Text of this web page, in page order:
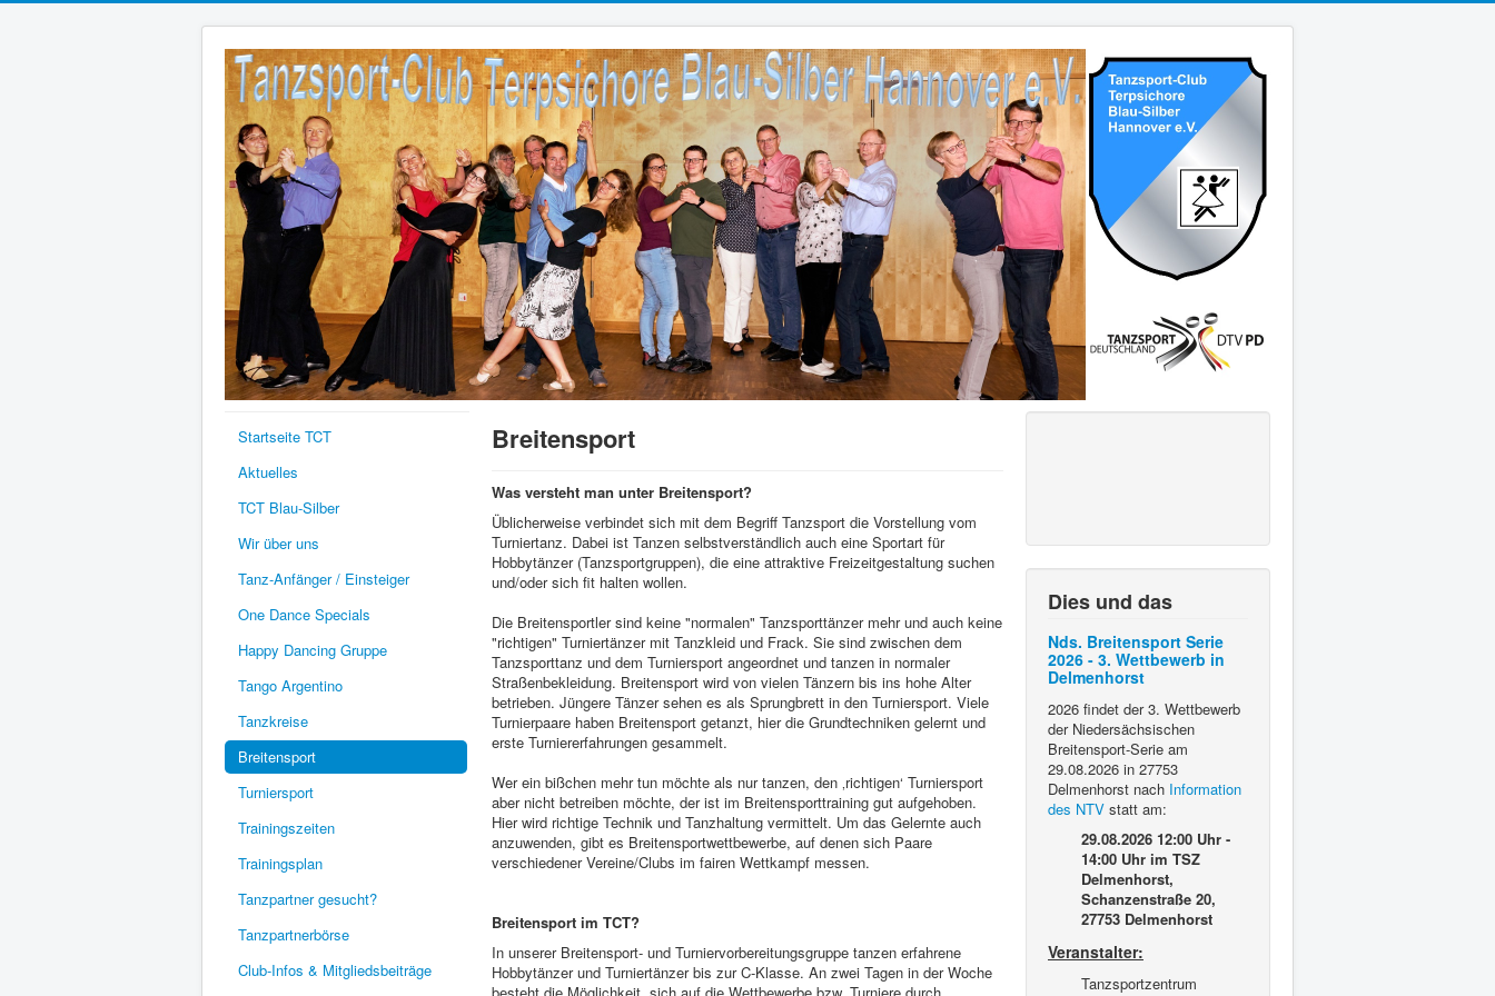
Startseite TCT
Aktuelles
TCT Blau-Silber
Wir über uns
Tanz-Anfänger / Einsteiger
One Dance Specials
Happy Dancing Gruppe
Tango Argentino
Tanzkreise
Breitensport
Turniersport
Trainingszeiten
Trainingsplan
Tanzpartner gesucht?
Tanzpartnerbörse
Club-Infos & Mitgliedsbeiträge
Breitensport
Was versteht man unter Breitensport?
Üblicherweise verbindet sich mit dem Begriff Tanzsport die Vorstellung vom
Turniertanz. Dabei ist Tanzen selbstverständlich auch eine Sportart für
Hobbytänzer (Tanzsportgruppen), die eine attraktive Freizeitgestaltung suchen
und/oder sich fit halten wollen.
Die Breitensportler sind keine "normalen" Tanzsporttänzer mehr und auch keine
"richtigen" Turniertänzer mit Tanzkleid und Frack. Sie sind zwischen dem
Tanzsporttanz und dem Turniersport angeordnet und tanzen in normaler
Straßenbekleidung. Breitensport wird von vielen Tänzern bis ins hohe Alter
betrieben. Jüngere Tänzer sehen es als Sprungbrett in den Turniersport. Viele
Turnierpaare haben Breitensport getanzt, hier die Grundtechniken gelernt und
erste Turniererfahrungen gesammelt.
Wer ein bißchen mehr tun möchte als nur tanzen, den ‚richtigen‘ Turniersport
aber nicht betreiben möchte, der ist im Breitensporttraining gut aufgehoben.
Hier wird richtige Technik und Tanzhaltung vermittelt. Um das Gelernte auch
anzuwenden, gibt es Breitensportwettbewerbe, auf denen sich Paare
verschiedener Vereine/Clubs im fairen Wettkampf messen.
Breitensport im TCT?
In unserer Breitensport- und Turniervorbereitungsgruppe tanzen erfahrene
Hobbytänzer und Turniertänzer bis zur C-Klasse. An zwei Tagen in der Woche
Dies und das
Nds. Breitensport Serie
2026 - 3. Wettbewerb in
Delmenhorst
2026 findet der 3. Wettbewerb
der Niedersächsischen
Breitensport-Serie am
29.08.2026 in 27753
Delmenhorst nach Information
des NTV statt am:
29.08.2026 12:00 Uhr -
14:00 Uhr im TSZ
Delmenhorst,
Schanzenstraße 20,
27753 Delmenhorst
Veranstalter:
Tanzsportzentrum